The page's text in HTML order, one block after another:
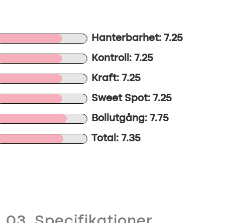
Hanterbarhet: 7.25
Kontroll: 7.25
Kraft: 7.25
Sweet Spot: 7.25
Bollutgång: 7.75
Total: 7.35